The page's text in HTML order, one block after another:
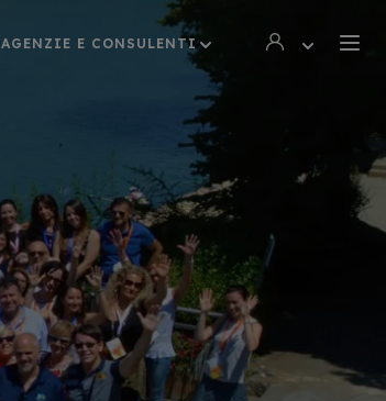
AGENZIE E CONSULENTI